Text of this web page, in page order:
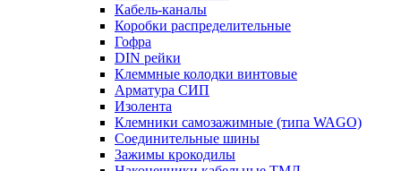
Кабель-каналы
Коробки распределительные
Гофра
DIN рейки
Клеммные колодки винтовые
Арматура СИП
Изолента
Клемники самозажимные (типа WAGO)
Соединительные шины
Зажимы крокодилы